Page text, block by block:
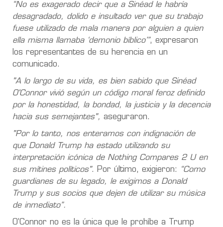
“No es exagerado decir que a Sinéad le habría
desagradado, dolido e insultado ver que su trabajo
fuese utilizado de mala manera por alguien a quien
ella misma llamaba ‘demonio bíblico’”, expresaron
los representantes de su herencia en un
comunicado.
"A lo largo de su vida, es bien sabido que Sinéad
O'Connor vivió según un código moral feroz definido
por la honestidad, la bondad, la justicia y la decencia
hacia sus semejantes", aseguraron.
"Por lo tanto, nos enteramos con indignación de
que Donald Trump ha estado utilizando su
interpretación icónica de Nothing Compares 2 U en
sus mítines políticos". Por último, exigieron:
“Como
guardianes de su legado, le exigimos a Donald
Trump y sus socios que dejen de utilizar su música
de inmediato”.
O’Connor no es la única que le prohíbe a Trump